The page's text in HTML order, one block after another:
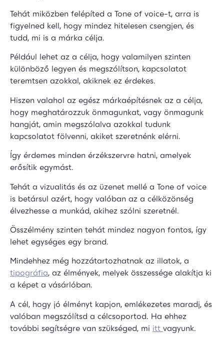
Tehát miközben felépíted a Tone of voice-t, arra is
figyelned kell, hogy mindez hitelesen csengjen, és
tudd, mi is a márka célja.
Például lehet az a célja, hogy valamilyen szinten
különböző legyen és megszólítson, kapcsolatot
teremtsen azokkal, akiknek ez érdekes.
Hiszen valahol az egész márkaépítésnek az a célja,
hogy meghatározzuk önmagunkat, vagy önmagunk
hangját, amin megszólalva azokkal tudunk
kapcsolatot fölvenni, akiket szeretnénk elérni.
Így érdemes minden érzékszervre hatni, amelyek
erősítik egymást.
Tehát a vizualitás és az üzenet mellé a Tone of voice
is betársul azért, hogy valóban az a célközönség
élvezhesse a munkád, akihez szólni szeretnél.
Összélmény szinten tehát mindez nagyon fontos, így
lehet egységes egy brand.
Mindehhez még hozzátartozhatnak az illatok, a
tipográfia, az élmények, melyek összessége alakítja ki
a képet a vásárlóban.
A cél, hogy jó élményt kapjon, emlékezetes maradj, és
valóban megszólítsd a célcsoportod. Ha ehhez
további segítségre van szükséged, mi itt vagyunk.